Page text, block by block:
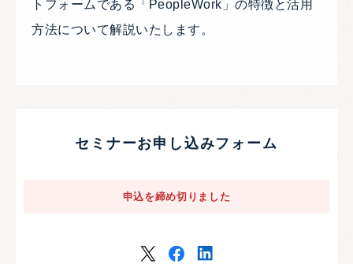
トフォームである「PeopleWork」の特徴と活用
方法について解説いたします。
セミナーお申し込みフォーム
申込を締め切りました